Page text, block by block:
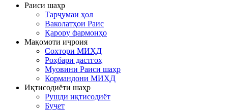
Раиси шаҳр
Тарҷумаи ҳол
Ваколатҳои Раис
Қарору фармонҳо
Мақомоти иҷроия
Сохтори МИҲД
Роҳбари дастгоҳ
Муовини Раиси шаҳр
Кормандони МИҲД
Иқтисодиёти шаҳр
Рушди иқтисодиёт
Буҷет